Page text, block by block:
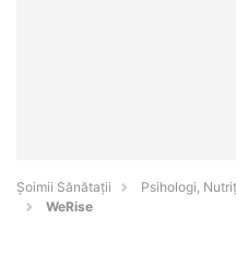
Şoimii Sănătații
Psihologi,
WeRise